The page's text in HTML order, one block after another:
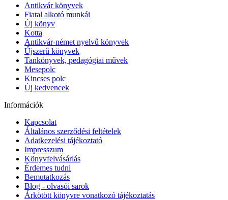
Antikvár könyvek
Fiatal alkotó munkái
Új könyv
Kotta
Antikvár-német nyelvű könyvek
Újszerű könyvek
Tankönyvek, pedagógiai művek
Mesepolc
Kincses polc
Új kedvencek
Információk
Kapcsolat
Általános szerződési feltételek
Adatkezelési tájékoztató
Impresszum
Könyvfelvásárlás
Érdemes tudni
Bemutatkozás
Blog - olvasói sarok
Árkötött könyvre vonatkozó tájékoztatás